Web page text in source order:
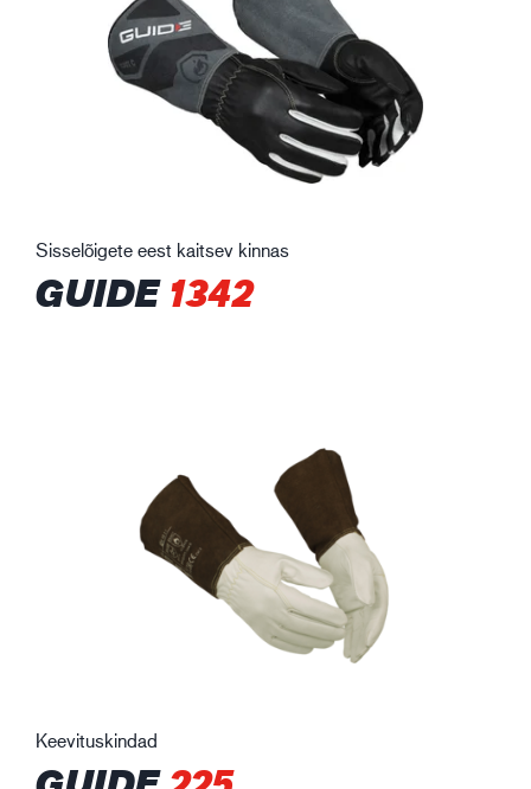
Sisselõigete eest kaitsev kinnas
GUIDE1342
Keevituskindad